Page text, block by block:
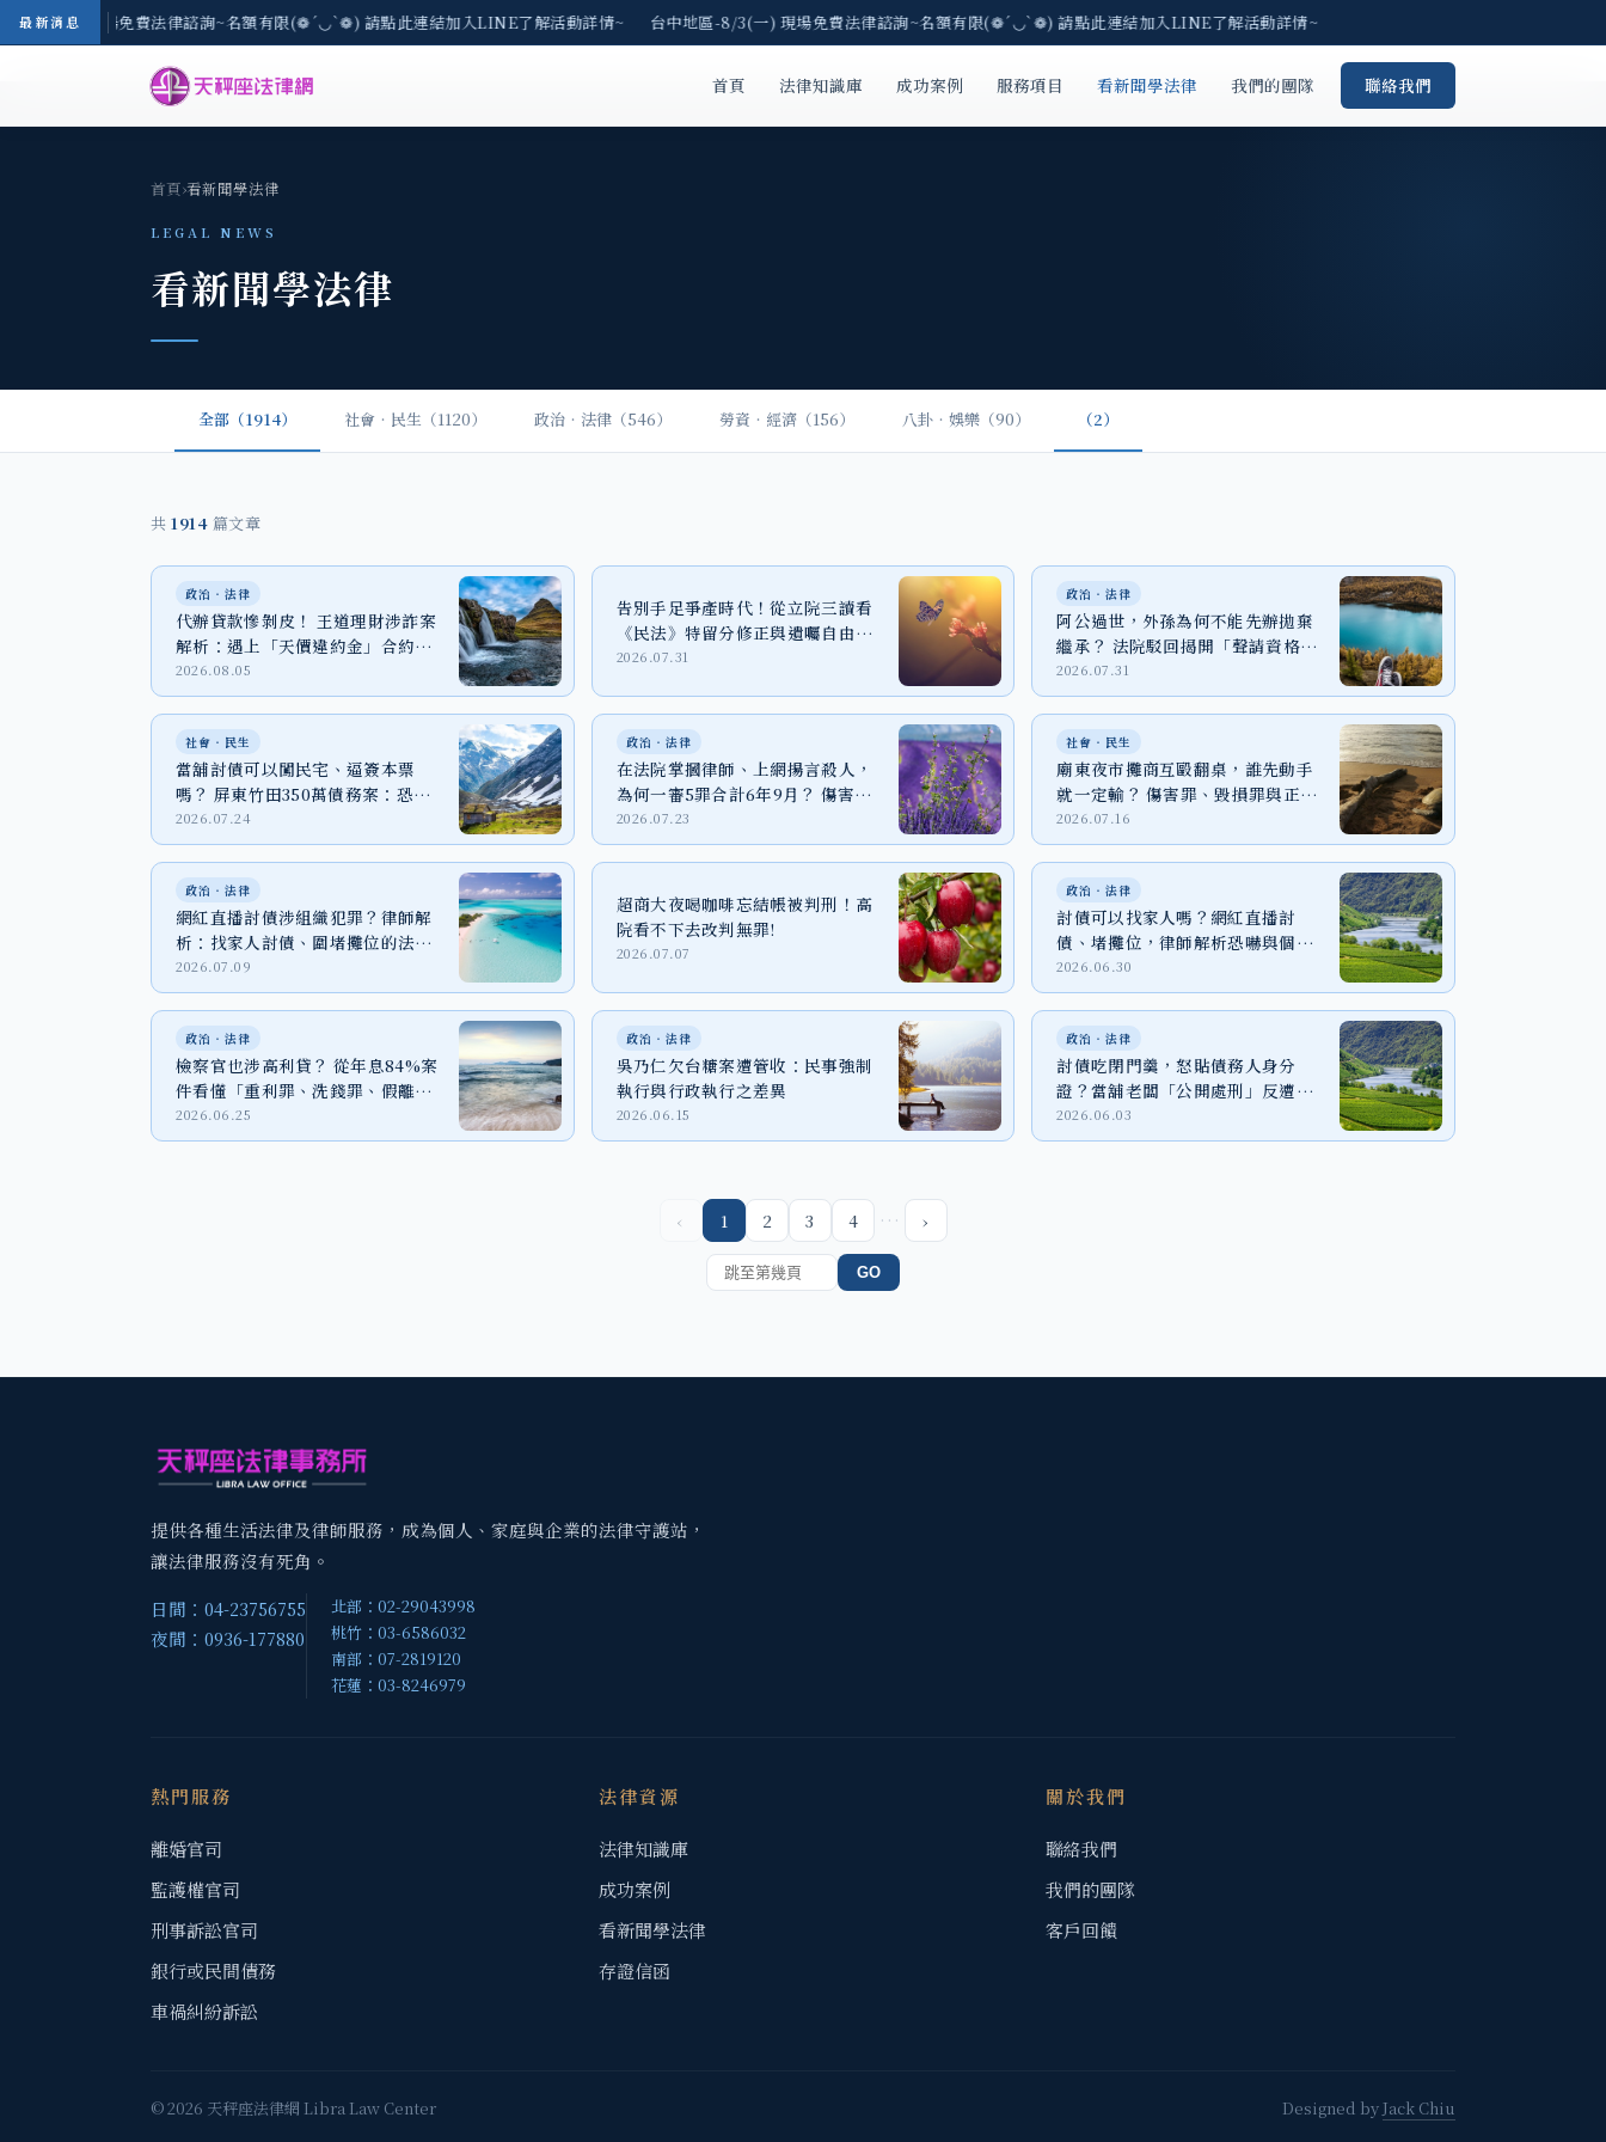
最新消息
-8/3(一) 現場免費法律諮詢~名額有限(❁´◡`❁) 請點此連結加入LINE了解活動詳情~ 台中地區-8/3(一) 現場免費法律諮詢~名額有限(❁´◡`❁) 請點此連結加入LINE了解活動詳情~
首頁 法律知識庫 成功案例 服務項目 看新聞學法律 我們的團隊 聯絡我們
首頁›看新聞學法律
LEGAL NEWS
看新聞學法律
全部（1914） 社會‧民生（1120） 政治‧法律（546） 勞資‧經濟（156） 八卦‧娛樂（90） （2）
共 1914 篇文章
政治‧法律
代辦貸款慘剝皮！ 王道理財涉詐案
解析：遇上「天價違約金」合約該
怎麼辦？
2026.08.05
告別手足爭產時代！從立院三讀看
《民法》特留分修正與遺囑自由之
實踐
2026.07.31
政治‧法律
阿公過世，外孫為何不能先辦拋棄
繼承？ 法院駁回揭開「聲請資格」
關鍵
2026.07.31
社會‧民生
當舖討債可以闖民宅、逼簽本票
嗎？ 屏東竹田350萬債務案：恐嚇
取財、強制罪與家屬自保
2026.07.24
政治‧法律
在法院掌摑律師、上網揚言殺人，
為何一審5罪合計6年9月？ 傷害、
恐嚇與個資法一次看懂
2026.07.23
社會‧民生
廟東夜市攤商互毆翻桌，誰先動手
就一定輸？ 傷害罪、毀損罪與正當
防衛一次看
2026.07.16
政治‧法律
網紅直播討債涉組織犯罪？律師解
析：找家人討債、圍堵攤位的法律
代價
2026.07.09
超商大夜喝咖啡忘結帳被判刑！高
院看不下去改判無罪!
2026.07.07
政治‧法律
討債可以找家人嗎？網紅直播討
債、堵攤位，律師解析恐嚇與個資
外洩風險
2026.06.30
政治‧法律
檢察官也涉高利貸？ 從年息84%案
件看懂「重利罪、洗錢罪、假離
婚」法律風險
2026.06.25
政治‧法律
吳乃仁欠台糖案遭管收：民事強制
執行與行政執行之差異
2026.06.15
政治‧法律
討債吃閉門羹，怒貼債務人身分
證？當舖老闆「公開處刑」反遭判
刑！
2026.06.03
‹ 1 2 3 4 … ›
GO
提供各種生活法律及律師服務，成為個人、家庭與企業的法律守護站，
讓法律服務沒有死角。
日間：04-23756755
夜間：0936-177880
北部：02-29043998
桃竹：03-6586032
南部：07-2819120
花蓮：03-8246979
熱門服務
離婚官司
監護權官司
刑事訴訟官司
銀行或民間債務
車禍糾紛訴訟
法律資源
法律知識庫
成功案例
看新聞學法律
存證信函
關於我們
聯絡我們
我們的團隊
客戶回饋
© 2026 天秤座法律網 Libra Law Center Designed byJack Chiu